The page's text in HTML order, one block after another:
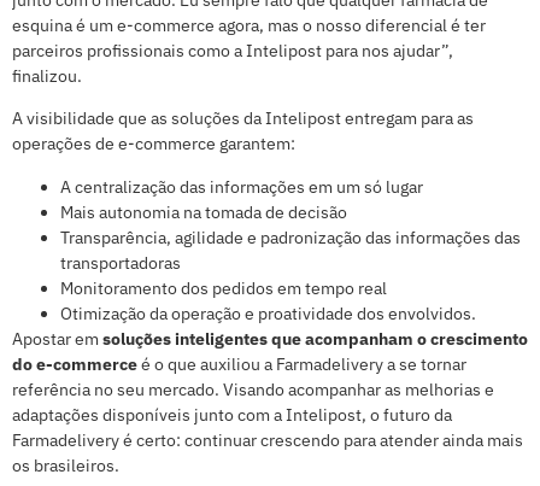
esquina é um e-commerce agora, mas o nosso diferencial é ter
parceiros profissionais como a Intelipost para nos ajudar”,
finalizou.
A visibilidade que as soluções da Intelipost entregam para as
operações de e-commerce garantem:
A centralização das informações em um só lugar
Mais autonomia na tomada de decisão
Transparência, agilidade e padronização das informações das
transportadoras
Monitoramento dos pedidos em tempo real
Otimização da operação e proatividade dos envolvidos.
Apostar em soluções inteligentes que acompanham o crescimento
do e-commerceé o que auxiliou a Farmadelivery a se tornar
referência no seu mercado. Visando acompanhar as melhorias e
adaptações disponíveis junto com a Intelipost, o futuro da
Farmadelivery é certo: continuar crescendo para atender ainda mais
os brasileiros.